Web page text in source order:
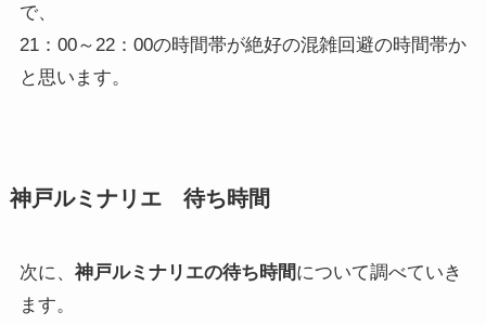
で、
21：00～22：00の時間帯が絶好の混雑回避の時間帯か
と思います。
神戸ルミナリエ 待ち時間
次に、 神戸ルミナリエの待ち時間について調べていき
ます。